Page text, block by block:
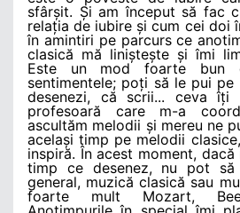
sfârșit. Și am început să fac
relația de iubire și cum cei doi
în amintiri pe parcurs ce
clasică mă liniștește și îmi
Este un mod foarte bun
sentimentele; poți să le pui
desenezi, că scrii... ceva îți
profesoară care m-a
ascultăm melodii și mereu ne
același timp pe melodii
inspiră. În acest moment,
timp ce desenez, nu pot să
general, muzică clasică sau
foarte mult Mozart,